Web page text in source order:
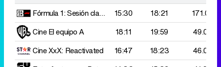
Fórmula 1: Sesión clasificatoria
G. P. Hungria
15:30 18:21
171.000
CineEl equipo A 18:11 19:59
49.000
CineXxX: Reactivated 16:47 18:23
46.000